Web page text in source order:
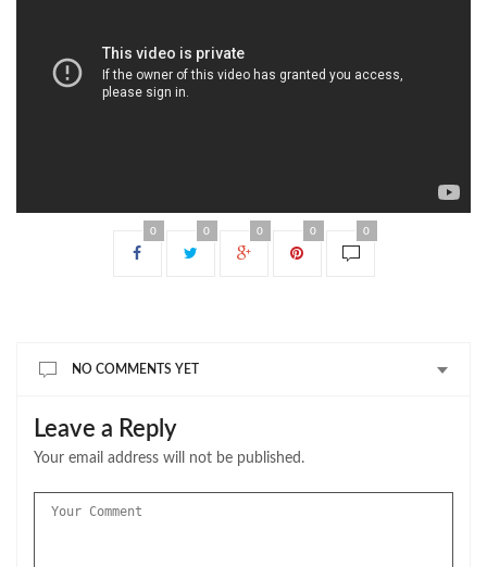
0 0 0 0 0
NO COMMENTS YET
Leave a Reply
Your email address will not be published.